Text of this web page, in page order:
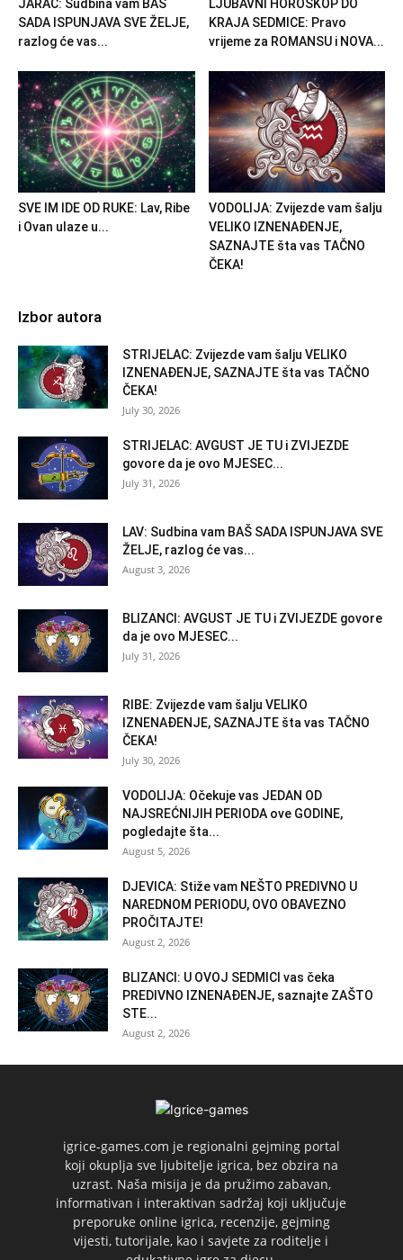
JARAC: Sudbina vam BAŠ
SADA ISPUNJAVA SVE ŽELJE,
razlog će vas...
LJUBAVNI HOROSKOP DO
KRAJA SEDMICE: Pravo
vrijeme za ROMANSU i NOVA...
SVE IM IDE OD RUKE: Lav, Ribe
i Ovan ulaze u...
VODOLIJA: Zvijezde vam šalju
VELIKO IZNENAĐENJE,
SAZNAJTE šta vas TAČNO
ČEKA!
Izbor autora
STRIJELAC: Zvijezde vam šalju VELIKO
IZNENAĐENJE, SAZNAJTE šta vas TAČNO
ČEKA!
July 30, 2026
STRIJELAC: AVGUST JE TU i ZVIJEZDE
govore da je ovo MJESEC...
July 31, 2026
LAV: Sudbina vam BAŠ SADA ISPUNJAVA SVE
ŽELJE, razlog će vas...
August 3, 2026
BLIZANCI: AVGUST JE TU i ZVIJEZDE govore
da je ovo MJESEC...
July 31, 2026
RIBE: Zvijezde vam šalju VELIKO
IZNENAĐENJE, SAZNAJTE šta vas TAČNO
ČEKA!
July 30, 2026
VODOLIJA: Očekuje vas JEDAN OD
NAJSREĆNIJIH PERIODA ove GODINE,
pogledajte šta...
August 5, 2026
DJEVICA: Stiže vam NEŠTO PREDIVNO U
NAREDNOM PERIODU, OVO OBAVEZNO
PROČITAJTE!
August 2, 2026
BLIZANCI: U OVOJ SEDMICI vas čeka
PREDIVNO IZNENAĐENJE, saznajte ZAŠTO
STE...
August 2, 2026
igrice-games.com je regionalni gejming portal
koji okuplja sve ljubitelje igrica, bez obzira na
uzrast. Naša misija je da pružimo zabavan,
informativan i interaktivan sadržaj koji uključuje
preporuke online igrica, recenzije, gejming
vijesti, tutorijale, kao i savjete za roditelje i